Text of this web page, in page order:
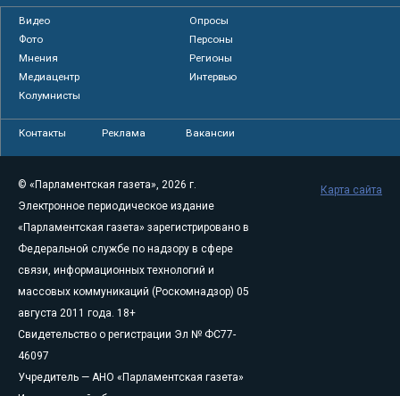
Видео
Опросы
Фото
Персоны
Мнения
Регионы
Медиацентр
Интервью
Колумнисты
Контакты Реклама Вакансии
© «Парламентская газета», 2026 г.
Электронное периодическое издание
«Парламентская газета» зарегистрировано в
Федеральной службе по надзору в сфере
связи, информационных технологий и
массовых коммуникаций (Роскомнадзор) 05
августа 2011 года. 18+
Свидетельство о регистрации Эл № ФС77-
46097
Учредитель — АНО «Парламентская газета»
Карта сайта